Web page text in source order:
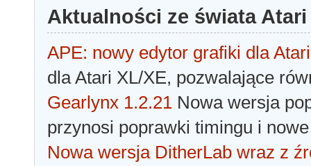
Aktualności ze świata Atari
APE: nowy edytor grafiki dla Atari
dla Atari XL/XE, pozwalające
Gearlynx 1.2.21 Nowa wersja
przynosi poprawki timingu i
Nowa wersja DitherLab wraz z